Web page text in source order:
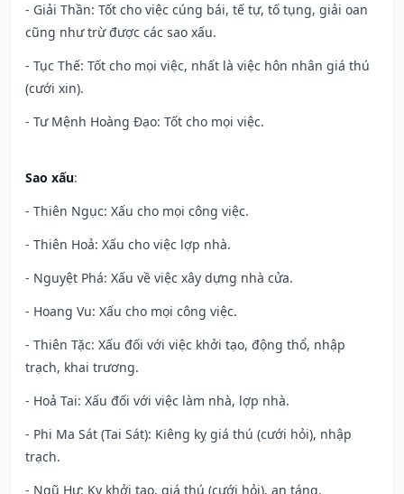
- Giải Thần: Tốt cho việc cúng bái, tế tự, tố tụng, giải oan
cũng như trừ được các sao xấu.
- Tục Thế: Tốt cho mọi việc, nhất là việc hôn nhân giá thú
(cưới xin).
- Tư Mệnh Hoàng Đạo: Tốt cho mọi việc.
Sao xấu:
- Thiên Ngục: Xấu cho mọi công việc.
- Thiên Hoả: Xấu cho việc lợp nhà.
- Nguyệt Phá: Xấu về việc xây dựng nhà cửa.
- Hoang Vu: Xấu cho mọi công việc.
- Thiên Tặc: Xấu đối với việc khởi tạo, động thổ, nhập
trạch, khai trương.
- Hoả Tai: Xấu đối với việc làm nhà, lợp nhà.
- Phi Ma Sát (Tai Sát): Kiêng kỵ giá thú (cưới hỏi), nhập
trạch.
- Ngũ Hư: Kỵ khởi tạo, giá thú (cưới hỏi), an táng.